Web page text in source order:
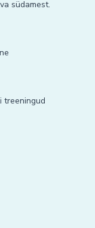
südamest.
treeningud